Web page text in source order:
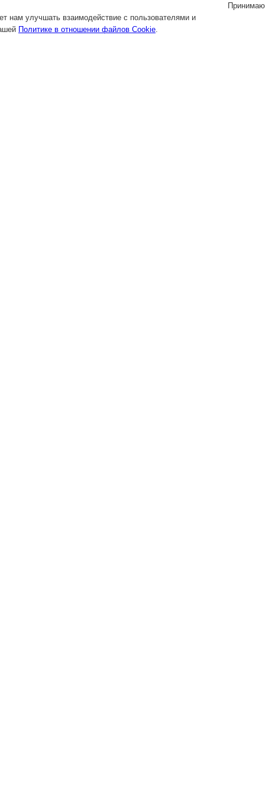
нам улучшать взаимодействие с пользователями и
Политике в отношении файлов Cookie.
Принимаю